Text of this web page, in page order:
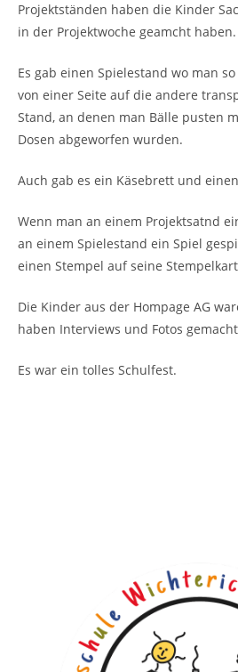
Projektständen haben die Kinder
in der Projektwoche geamcht haben.
Es gab einen Spielestand wo man
von einer Seite auf die andere
Stand, an denen man Bälle pusten
Dosen abgeworfen wurden.
Auch gab es ein Käsebrett und
Wenn man an einem Projektsatnd
an einem Spielestand ein Spiel
einen Stempel auf seine
Die Kinder aus der Hompage AG
haben Interviews und Fotos
Es war ein tolles Schulfest.